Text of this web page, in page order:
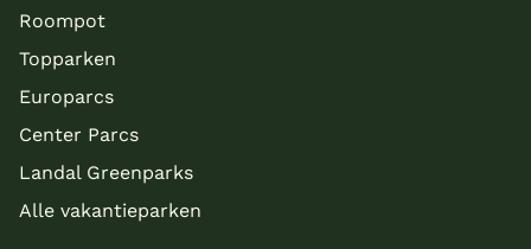
Roompot
Topparken
Europarcs
Center Parcs
Landal Greenparks
Alle vakantieparken